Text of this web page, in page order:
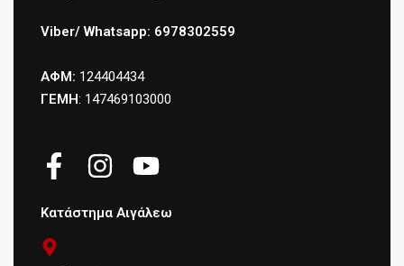
Viber/ Whatsapp: 6978302559
ΑΦΜ: 124404434
ΓΕΜΗ: 147469103000
Κατάστημα Αιγάλεω